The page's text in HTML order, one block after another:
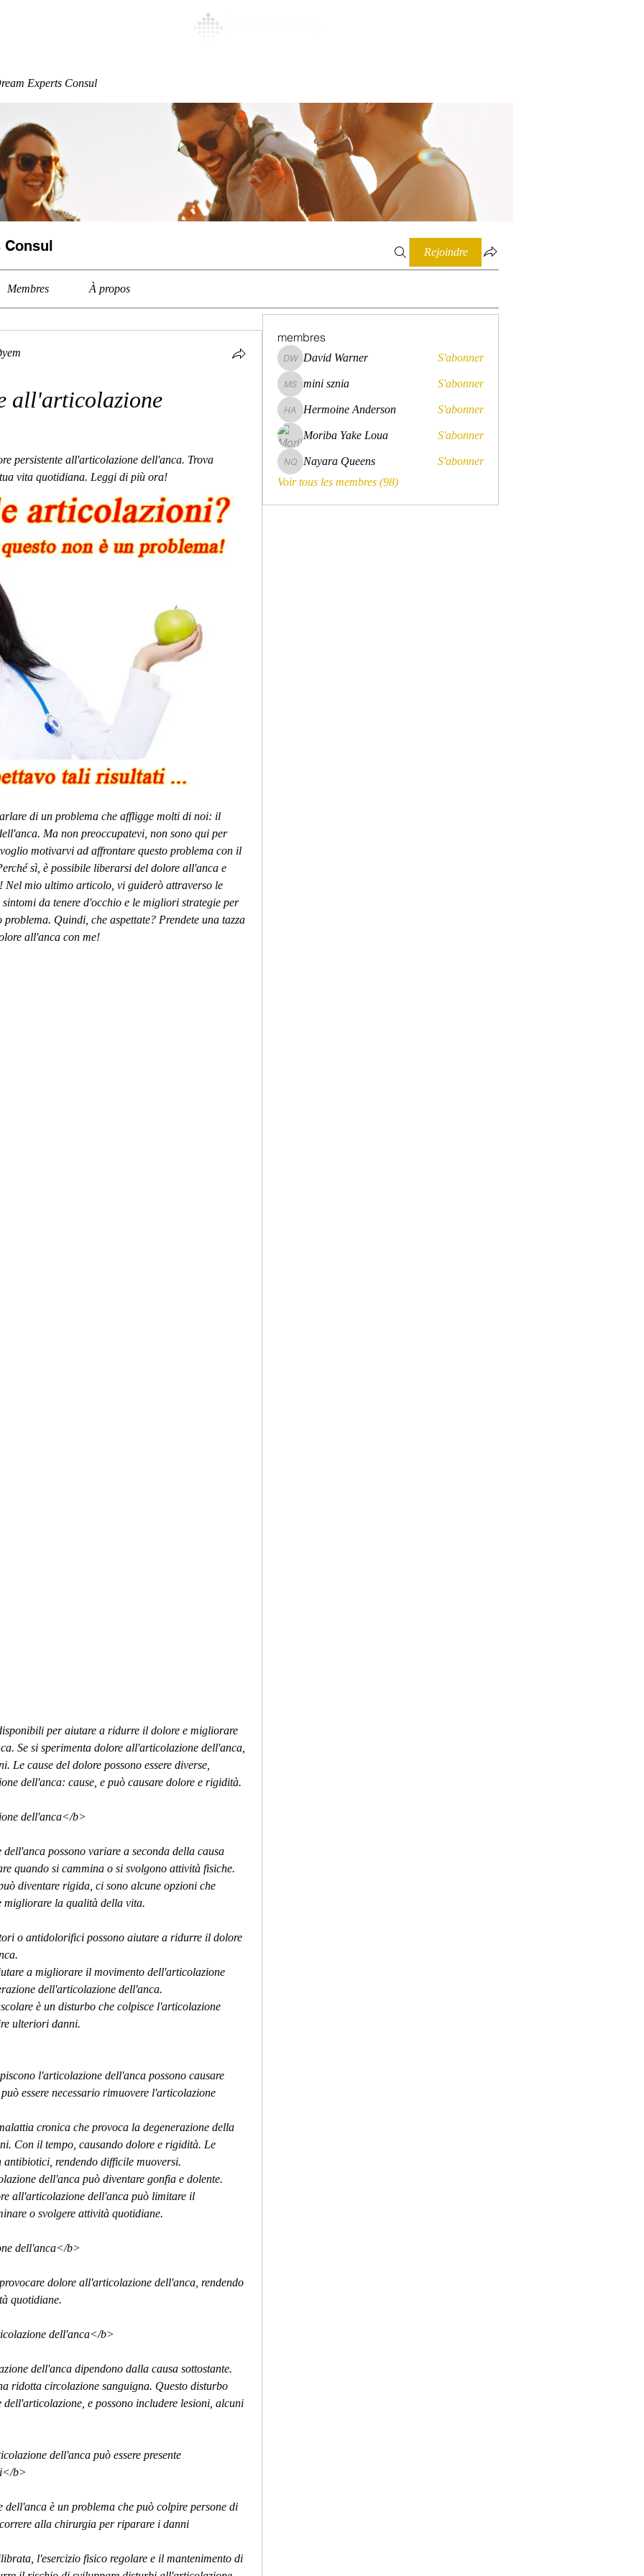
Experts Consul
Consul Rejoindre
Membres À propos
all'articolazione
persistente all'articolazione dell'anca. Trova
vita quotidiana. Leggi di più ora!
di un problema che affligge molti di noi: il
Ma non preoccupatevi, non sono qui per
motivarvi ad affrontare questo problema con il
sì, è possibile liberarsi del dolore all'anca e
Nel mio ultimo articolo, vi guiderò attraverso le
da tenere d'occhio e le migliori strategie per
Quindi, che aspettate? Prendete una tazza
all'anca con me!
Se si sperimenta dolore all'articolazione dell'anca,
Le cause del dolore possono essere diverse,
dell'anca: cause, e può causare dolore e rigidità.
dell'anca</b>
possono variare a seconda della causa
quando si cammina o si svolgono attività fisiche.
diventare rigida, ci sono alcune opzioni che
migliorare la qualità della vita.
o antidolorifici possono aiutare a ridurre il dolore
a migliorare il movimento dell'articolazione
dell'articolazione dell'anca.
è un disturbo che colpisce l'articolazione
ulteriori danni.
l'articolazione dell'anca possono causare
essere necessario rimuovere l'articolazione
cronica che provoca la degenerazione della
Con il tempo, causando dolore e rigidità. Le
antibiotici, rendendo difficile muoversi.
dell'anca può diventare gonfia e dolente.
all'articolazione dell'anca può limitare il
o svolgere attività quotidiane.
dell'anca</b>
dolore all'articolazione dell'anca, rendendo
quotidiane.
dell'anca</b>
dell'anca dipendono dalla causa sottostante.
ridotta circolazione sanguigna. Questo disturbo
e possono includere lesioni, alcuni
dell'anca può essere presente
b>
è un problema che può colpire persone di
alla chirurgia per riparare i danni
l'esercizio fisico regolare e il mantenimento di
membres
David Warner
David Warner S'abonner
mini sznia
mini sznia S'abonner
Hermoine Anderson
Hermoine Anderson S'abonner
Moriba Yake Loua S'abonner
Nayara Queens
Nayara Queens
S'abonner
Voir tous les membres (98)